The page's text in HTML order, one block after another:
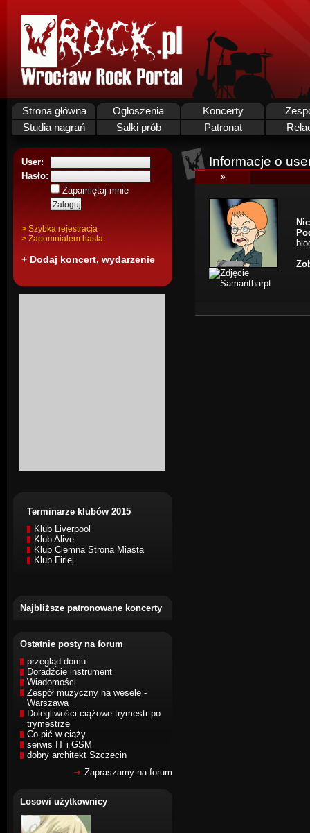
Strona główna Ogłoszenia Koncerty
Studia nagrań
Salki prób Patronat
User:
Hasło:
Zapamiętaj mnie
> Szybka rejestracja
> Zapomnialem hasla
+ Dodaj koncert, wydarzenie
Terminarze klubów 2015
Klub Liverpool
Klub Alive
Klub Ciemna Strona Miasta
Klub Firlej
Najbliższe patronowane koncerty
Ostatnie posty na forum
przegląd domu
Doradźcie instrument
Wiadomości
Zespół muzyczny na wesele -
Warszawa
Dolegliwości ciążowe trymestr po
trymestrze
Co pić w ciąży
serwis IT i GSM
dobry architekt Szczecin
Zapraszamy na forum
Losowi użytkownicy
Informacje o
»